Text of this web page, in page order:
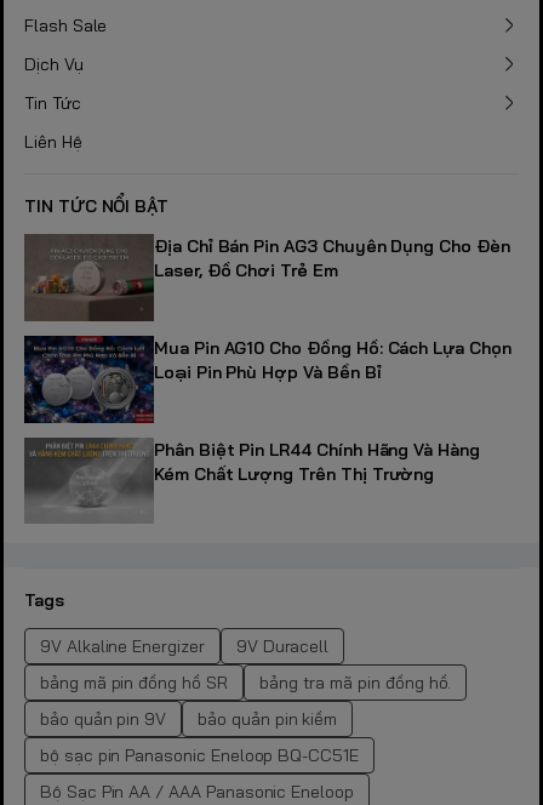
Flash Sale
Dịch Vụ
Tin Tức
Liên Hệ
TIN TỨC NỔI BẬT
Địa Chỉ Bán Pin AG3 Chuyên Dụng Cho Đèn
Laser, Đồ Chơi Trẻ Em
Mua Pin AG10 Cho Đồng Hồ: Cách Lựa Chọn
Loại Pin Phù Hợp Và Bền Bỉ
Phân Biệt Pin LR44 Chính Hãng Và Hàng
Kém Chất Lượng Trên Thị Trường
Tags
9V Alkaline Energizer
9V Duracell
bảng mã pin đồng hồ SR
bảng tra mã pin đồng hồ.
bảo quản pin 9V
bảo quản pin kiềm
bộ sạc pin Panasonic Eneloop BQ-CC51E
Bộ Sạc Pin AA / AAA Panasonic Eneloop